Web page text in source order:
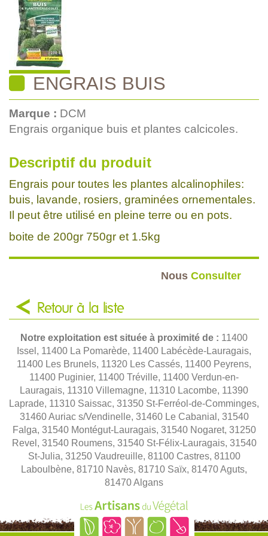
ENGRAIS BUIS
Marque : DCM
Engrais organique buis et plantes calcicoles.
Descriptif du produit
Engrais pour toutes les plantes alcalinophiles:
buis, lavande, rosiers, graminées ornementales.
Il peut être utilisé en pleine terre ou en pots.
boite de 200gr 750gr et 1.5kg
Nous Consulter
Retour à la liste
Notre exploitation est située à proximité de : 11400
Issel, 11400 La Pomarède, 11400 Labécède-Lauragais,
11400 Les Brunels, 11320 Les Cassés, 11400 Peyrens,
11400 Puginier, 11400 Tréville, 11400 Verdun-en-
Lauragais, 11310 Villemagne, 11310 Lacombe, 11390
Laprade, 11310 Saissac, 31350 St-Ferréol-de-Comminges,
31460 Auriac s/Vendinelle, 31460 Le Cabanial, 31540
Falga, 31540 Montégut-Lauragais, 31540 Nogaret, 31250
Revel, 31540 Roumens, 31540 St-Félix-Lauragais, 31540
St-Julia, 31250 Vaudreuille, 81100 Castres, 81100
Laboulbène, 81710 Navès, 81710 Saïx, 81470 Aguts,
81470 Algans